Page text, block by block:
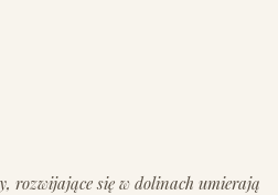
rozwijające się w dolinach umierają